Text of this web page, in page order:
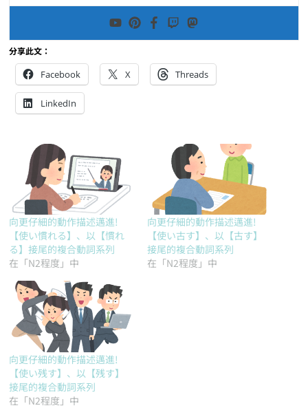
分享此文：
Facebook X Threads
LinkedIn
向更仔細的動作描述邁進!
【使い慣れる】、以【慣れ
る】接尾的複合動詞系列
在「N2程度」中
向更仔細的動作描述邁進!
【使い古す】、以【古す】
接尾的複合動詞系列
在「N2程度」中
向更仔細的動作描述邁進!
【使い残す】、以【残す】
接尾的複合動詞系列
在「N2程度」中